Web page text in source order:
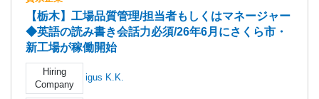
【栃木】工場品質管理/担当者もしくはマネージャー
◆英語の読み書き会話力必須/26年6月にさくら市・
新工場が稼働開始
Hiring
Company
igus K.K.